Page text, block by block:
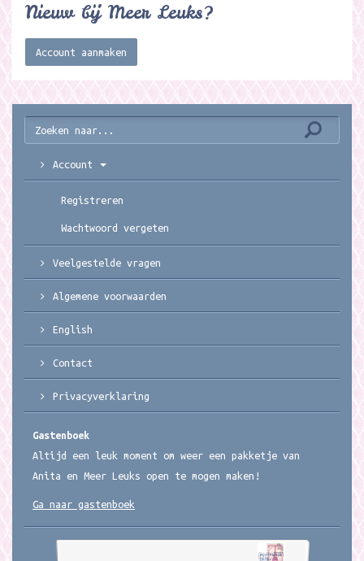
Nieuw bij Meer Leuks?
Account aanmaken
Account
Registreren
Wachtwoord vergeten
Veelgestelde vragen
Algemene voorwaarden
English
Contact
Privacyverklaring
Gastenboek
Altijd een leuk moment om weer een pakketje van
Anita en Meer Leuks open te mogen maken!
Ga naar gastenboek